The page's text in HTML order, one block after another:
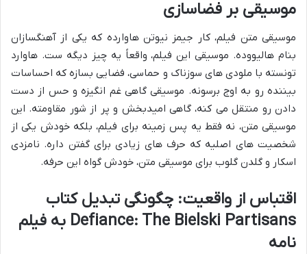
موسیقی بر فضاسازی
موسیقی متن فیلم، کار جیمز نیوتن هاوارده که یکی از آهنگسازان
بنام هالیووده. موسیقی این فیلم، واقعاً یه چیز دیگه ست. هاوارد
تونسته با ملودی های سوزناک و حماسی، فضایی بسازه که احساسات
بیننده رو به اوج برسونه. موسیقی گاهی غم انگیزه و حس از دست
دادن رو منتقل می کنه، گاهی امیدبخش و پر از شور مقاومته. این
موسیقی متن، نه فقط یه پس زمینه برای فیلم، بلکه خودش یکی از
شخصیت های اصلیه که حرف های زیادی برای گفتن داره. نامزدی
اسکار و گلدن گلوب برای موسیقی متن، خودش گواه این حرفه.
اقتباس از واقعیت: چگونگی تبدیل کتاب
Defiance: The Bielski Partisans به فیلم
نامه